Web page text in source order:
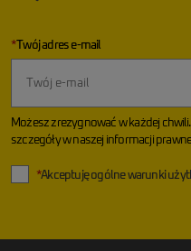
* Twój adres e-mail
Możesz zrezygnować w każdej
szczegóły w naszej informacji
*Akceptuję ogólne warunki